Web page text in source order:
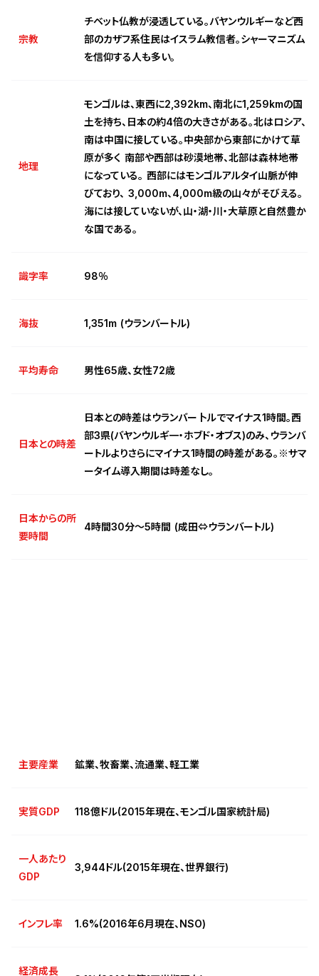
宗教
チベット仏教が浸透している。バヤンウルギーなど西
部のカザフ系住民はイスラム教信者。シャーマニズム
を信仰する人も多い。
地理
モンゴルは、東西に2,392km、南北に1,259kmの国
土を持ち、日本の約4倍の大きさがある。北はロシア、
南は中国に接している。中央部から東部にかけて草
原が多く 南部や西部は砂漠地帯、北部は森林地帯
になっている。 西部にはモンゴルアルタイ山脈が伸
びており、 3,000m、4,000m級の山々がそびえる。
海には接していないが、山・湖・川・大草原と自然豊か
な国である。
識字率 98％
海抜 1,351m (ウランバートル)
平均寿命 男性65歳、女性72歳
日本との時差
日本との時差はウランバー卜ルでマイナス1時間。西
部3県(バヤンウルギ一・ホブド・オブス)のみ、ウランバ
ートルよりさらにマイナス1時間の時差がある。※サマ
ータイム導入期間は時差なし。
日本からの所
要時間
4時間30分～5時間 (成田⇔ウランバートル)
主要産業 鉱業、牧畜業、流通業、軽工業
実質GDP 118億ドル(2015年現在、モンゴル国家統計局)
一人あたり
GDP
3,944ドル(2015年現在、世界銀行)
インフレ率 1.6%(2016年6月現在、NSO)
経済成長